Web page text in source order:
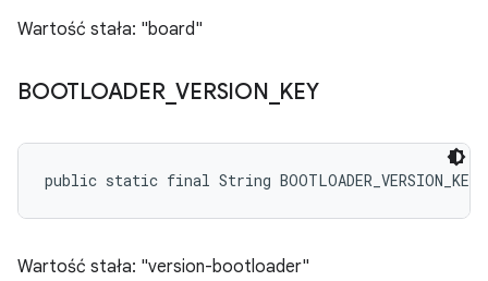
Wartość stała: "board"
BOOTLOADER_VERSION KEY
public static final String BOOTLOADER_VERSION_KEY
Wartość stała: "version-bootloader"